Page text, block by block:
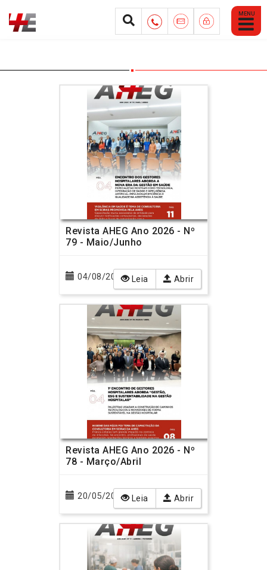
Abrir
Menu
Mobile
Revista AHEG Ano 2026 - Nº
79 - Maio/Junho
04/08/2026 Leia Abrir
Revista AHEG Ano 2026 - Nº
78 - Março/Abril
20/05/2026 Leia Abrir